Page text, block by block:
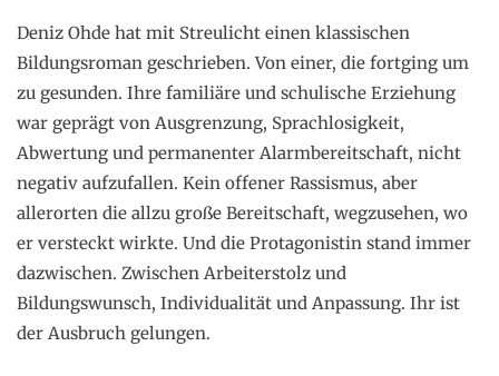
Deniz Ohde hat mit Streulicht einen klassischen
Bildungsroman geschrieben. Von einer, die fortging um
zu gesunden. Ihre familiäre und schulische Erziehung
war geprägt von Ausgrenzung, Sprachlosigkeit,
Abwertung und permanenter Alarmbereitschaft, nicht
negativ aufzufallen. Kein offener Rassismus, aber
allerorten die allzu große Bereitschaft, wegzusehen, wo
er versteckt wirkte. Und die Protagonistin stand immer
dazwischen. Zwischen Arbeiterstolz und
Bildungswunsch, Individualität und Anpassung. Ihr ist
der Ausbruch gelungen.